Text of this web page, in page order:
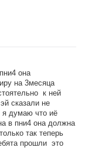
external)
она
на 3месяца
к ней
сказали не
я думаю что иё
в пни4 она должна
так теперь
прошли это